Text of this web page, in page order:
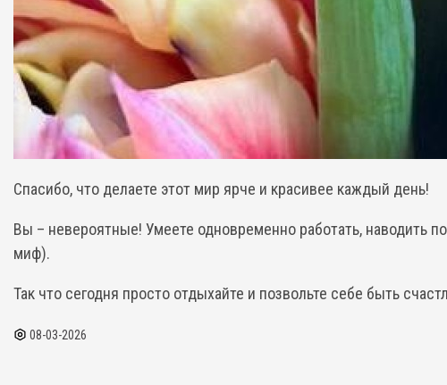
Спасибо, что делаете этот мир ярче и красивее каждый день!
Вы – невероятные! Умеете одновременно работать, наводить
миф).
Так что сегодня просто отдыхайте и позвольте себе быть
08-03-2026